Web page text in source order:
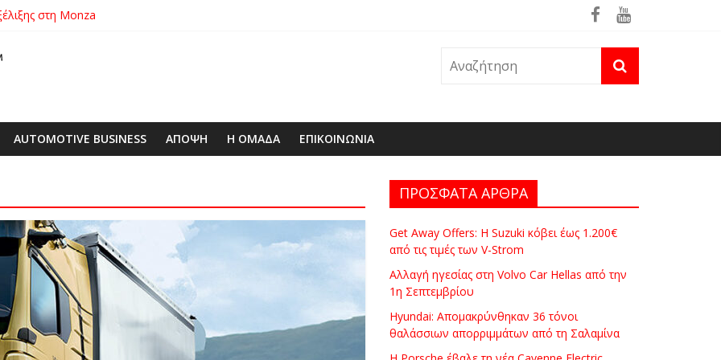
στη Monza
1η Σεπτεμβρίου
απορριμμάτων από τη Σαλαμίνα
στο μεγαλύτερο αεροσκάφος του κόσμου
AUTOMOTIVE BUSINESS ΑΠΟΨΗ Η ΟΜΑΔΑ ΕΠΙΚΟΙΝΩΝΙΑ
ΠΡΟΣΦΑΤΑ ΑΡΘΡΑ
Get Away Offers: Η Suzuki κόβει έως 1.200€
από τις τιμές των V-Strom
Αλλαγή ηγεσίας στη Volvo Car Hellas από την
1η Σεπτεμβρίου
Hyundai: Απομακρύνθηκαν 36 τόνοι
θαλάσσιων απορριμμάτων από τη Σαλαμίνα